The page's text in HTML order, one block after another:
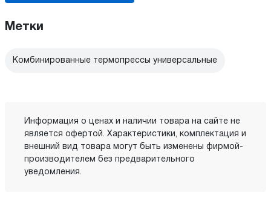
Метки
Комбинированные термопрессы универсальные
Информация о ценах и наличии товара на сайте не
является офертой. Характеристики, комплектация и
внешний вид товара могут быть изменены фирмой-
производителем без предварительного
уведомления.